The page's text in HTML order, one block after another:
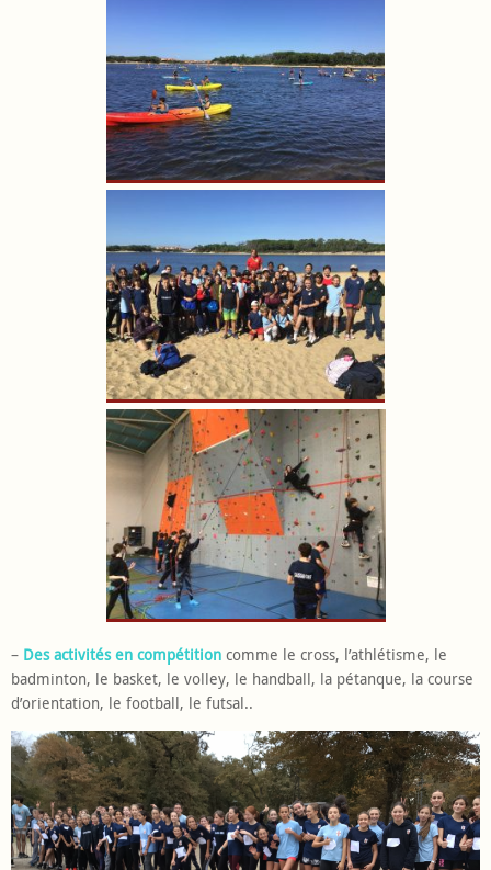
– Des activités en compétition comme le cross, l’athlétisme, le
badminton, le basket, le volley, le handball, la pétanque, la course
d’orientation, le football, le futsal..